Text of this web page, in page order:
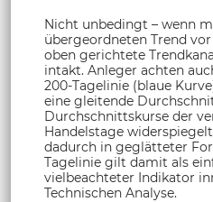
Nicht unbedingt – wenn
übergeordneten Trend
oben gerichtete
intakt. Anleger achten
200-Tagelinie (blaue
eine gleitende
Durchschnittskurse der
Handelstage
dadurch in geglätteter
Tagelinie gilt damit als
vielbeachteter Indikator
Technischen Analyse.